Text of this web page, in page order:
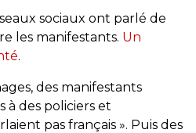
sociaux ont parlé de
les manifestants. Un
.
des manifestants
des policiers et
pas français ». Puis des